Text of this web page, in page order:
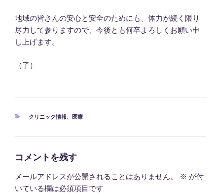
地域の皆さんの安心と安全のためにも、体力が続く限り
尽力して参りますので、今後とも何卒よろしくお願い申
し上げます。
（了）
カ
クリニック情報、 医療
コメントを残す
メールアドレスが公開されることはありません。 ※ が付
いている欄は必須項目です